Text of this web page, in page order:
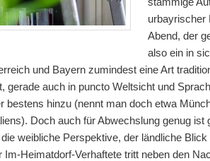
urbayrischer
Abend, der
also ein in
und Bayern zumindest eine Art
gerade auch in puncto Weltsicht und
bestens hinzu (nennt man doch etwa
Doch auch für Abwechslung genug ist
weibliche Perspektive, der ländliche
Im-Heimatdorf-Verhaftete tritt neben den